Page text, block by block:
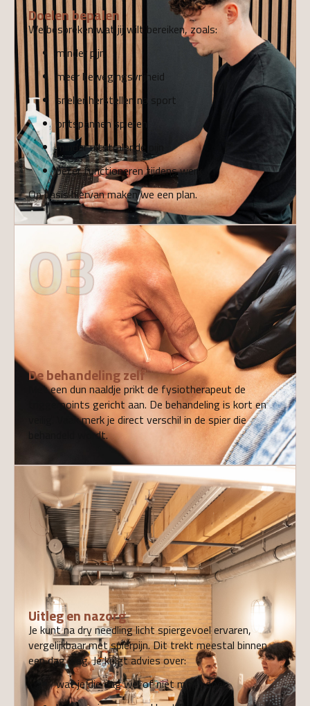
Doelen bepalen
We bespreken wat jij wilt bereiken, zoals:
minder pijn
meer bewegingsvrijheid
sneller herstellen na sport
ontspannen spieren
minder uitstralende pijn
beter functioneren tijdens werk
Op basis hiervan maken we een plan.
03
De behandeling zelf
Met een dun naaldje prikt de fysiotherapeut de
triggerpoints gericht aan. De behandeling is kort en
veilig. Vaak merk je direct verschil in de spier die
behandeld wordt.
04
Uitleg en nazorg
Je kunt na dry needling licht spiergevoel ervaren,
vergelijkbaar met spierpijn. Dit trekt meestal binnen
een dag weg. Je krijgt advies over:
wat je die dag wel of niet moet doen